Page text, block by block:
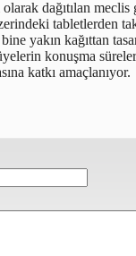
dağıtılan
tabletlerden
yakın kağıttan
konuşma
katkı amaçlanıyor.